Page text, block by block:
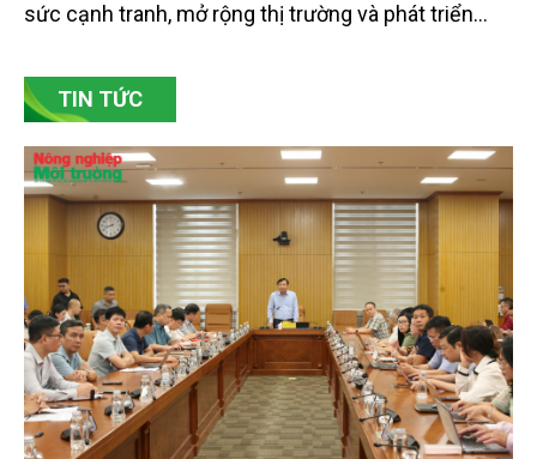
sức cạnh tranh, mở rộng thị trường và phát triển
Bắc Ninh, nhiều nghệ nhân và cơ sở sản xuất đã
chủ động đổi mới tư duy, đầu tư công nghệ, xây
TIN TỨC